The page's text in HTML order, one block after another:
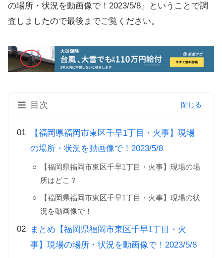
の場所・状況を動画像で！2023/5/8』ということで調
査しましたので最後までご覧ください。
目次
【福岡県福岡市東区千早1丁目・火事】現場
の場所・状況を動画像で！2023/5/8
【福岡県福岡市東区千早1丁目・火事】現場の場
所はどこ？
【福岡県福岡市東区千早1丁目・火事】現場の状
況を動画像で！
まとめ【福岡県福岡市東区千早1丁目・火
事】現場の場所・状況を動画像で！2023/5/8